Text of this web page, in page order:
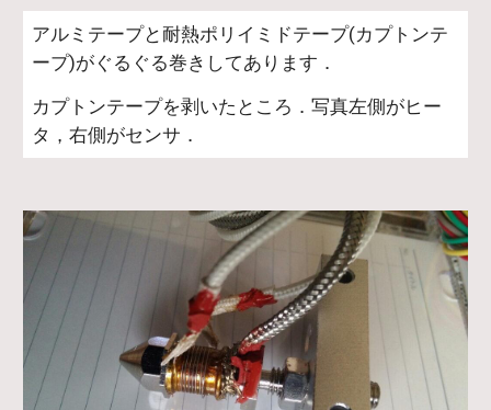
アルミテープと耐熱ポリイミドテープ(カプトンテ
ープ)がぐるぐる巻きしてあります．
カプトンテープを剥いたところ．写真左側がヒー
タ，右側がセンサ．